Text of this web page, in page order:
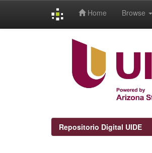
Home Browse
Repositorio Digital UIDE